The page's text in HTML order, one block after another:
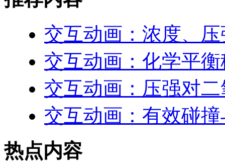
交互动画：浓度、
交互动画：化学平
交互动画：压强对
交互动画：有效碰
热点内容